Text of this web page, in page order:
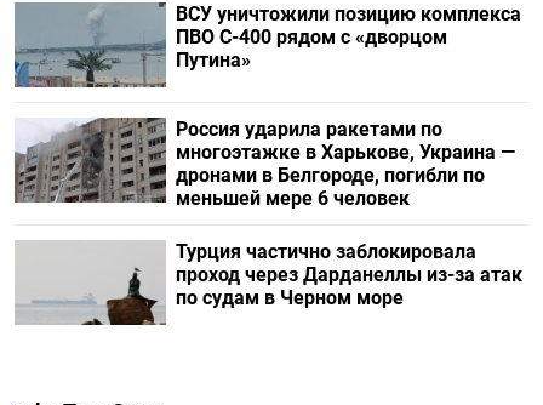
ВСУ уничтожили позицию комплекса
ПВО С-400 рядом с «дворцом
Путина»
Россия ударила ракетами по
многоэтажке в Харькове, Украина —
дронами в Белгороде, погибли по
меньшей мере 6 человек
Турция частично заблокировала
проход через Дарданеллы из-за атак
по судам в Черном море